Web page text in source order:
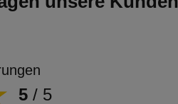
5 / 5